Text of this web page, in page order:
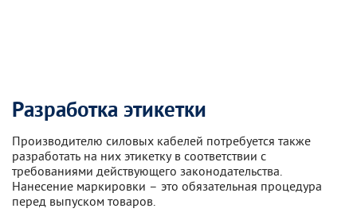
Разработка этикетки
Производителю силовых кабелей потребуется также
разработать на них этикетку в соответствии с
требованиями действующего законодательства.
Нанесение маркировки – это обязательная процедура
перед выпуском товаров.